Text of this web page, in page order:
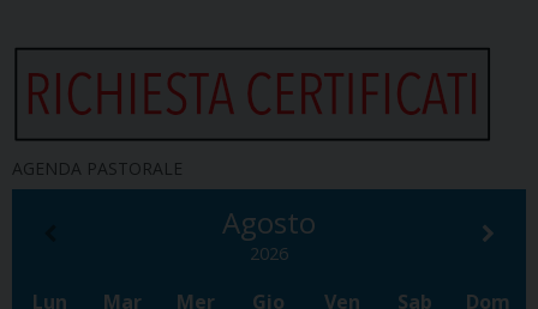
AGENDA PASTORALE
Agosto
2026
Lun Mar Mer Gio Ven Sab
Dom